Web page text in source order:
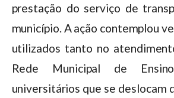
prestação do serviço de
município. A ação contemplou
utilizados tanto no
Rede Municipal de
universitários que se deslocam